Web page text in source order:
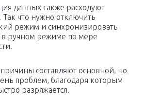
данных также расходуют
Так что нужно отключить
режим и синхронизировать
ручном режиме по мере
составляют основной, но
проблем, благодаря которым
разряжается.